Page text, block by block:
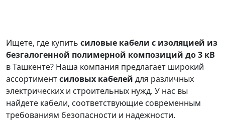
Ищете, где купить силовые кабели с изоляцией из
безгалогенной полимерной композиций до 3 кВ
в Ташкенте? Наша компания предлагает широкий
ассортиментсиловых кабелей для различных
электрических и строительных нужд. У нас вы
найдете кабели, соответствующие современным
требованиям безопасности и надежности.